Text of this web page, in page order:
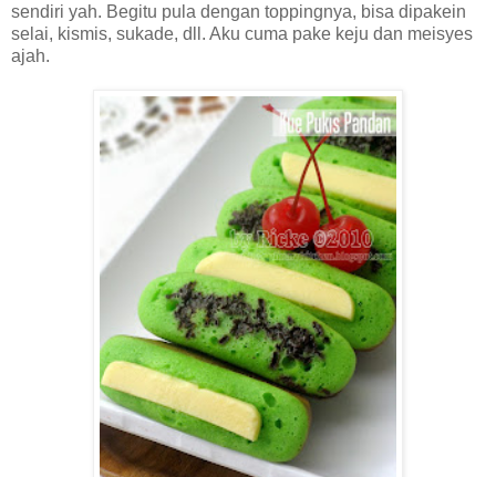
sendiri yah. Begitu pula dengan toppingnya, bisa dipakein
selai, kismis, sukade, dll. Aku cuma pake keju dan meisyes
ajah.